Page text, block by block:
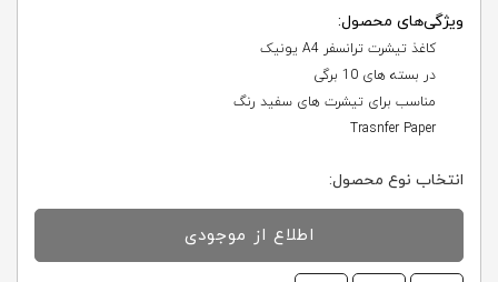
ویژگی‌های محصول:
کاغذ تیشرت ترانسفر A4 یونیک
در بسته های 10 برگی
مناسب برای تیشرت های سفید رنگ
Trasnfer Paper
انتخاب نوع محصول:
اطلاع از موجودی